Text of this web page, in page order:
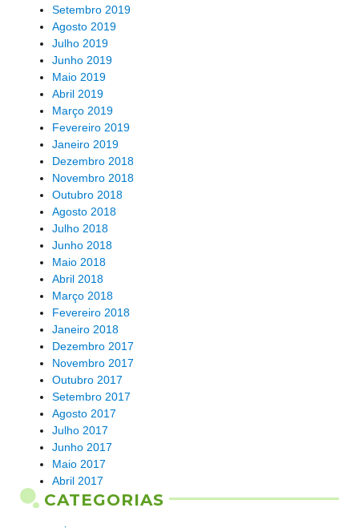
Setembro 2019
Agosto 2019
Julho 2019
Junho 2019
Maio 2019
Abril 2019
Março 2019
Fevereiro 2019
Janeiro 2019
Dezembro 2018
Novembro 2018
Outubro 2018
Agosto 2018
Julho 2018
Junho 2018
Maio 2018
Abril 2018
Março 2018
Fevereiro 2018
Janeiro 2018
Dezembro 2017
Novembro 2017
Outubro 2017
Setembro 2017
Agosto 2017
Julho 2017
Junho 2017
Maio 2017
Abril 2017
CATEGORIAS